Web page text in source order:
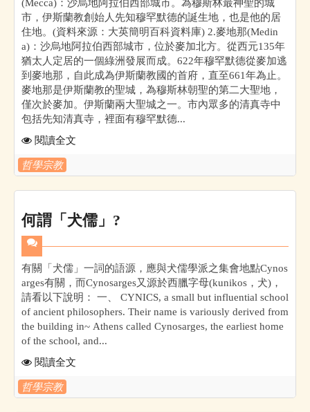
(Mecca)：沙烏地阿拉伯西部城市。為穆斯林最神聖的城
市，伊斯蘭教創始人先知穆罕默德的誕生地，也是他的居
住地。(資料來源：大英簡明百科資料庫) 2.麥地那(Medin
a)：沙烏地阿拉伯西部城市，位於麥加北方。從西元135年
猶太人定居的一個綠洲發展而成。622年穆罕默德從麥加逃
到麥地那，自此成為伊斯蘭教國的首府，直至661年為止。
麥地那是伊斯蘭教的聖城，為穆斯林朝聖的第二大聖地，
僅次於麥加。伊斯蘭兩大聖城之一。市內眾多的清真寺中
包括先知清真寺，裡面有穆罕默德...
閱讀全文
哲學宗教
何謂「犬儒」?
有關「犬儒」一詞的語源，應與犬儒學派之集會地點Cynos
arges有關，而Cynosarges又源於西臘字母(kunikos，犬)，
請看以下說明： 一、 CYNICS, a small but influential school
of ancient philosophers. Their name is variously derived from
the building in~ Athens called Cynosarges, the earliest home
of the school, and...
閱讀全文
哲學宗教